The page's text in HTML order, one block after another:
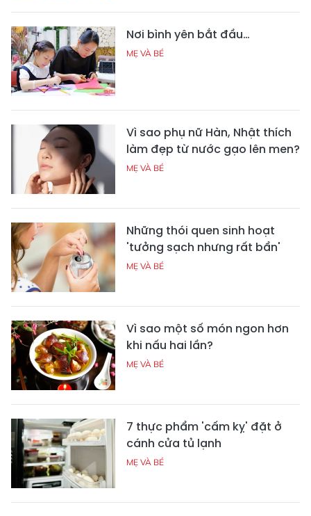
Nơi bình yên bắt đầu…
MẸ VÀ BÉ
Vì sao phụ nữ Hàn, Nhật thích
làm đẹp từ nước gạo lên men?
MẸ VÀ BÉ
Những thói quen sinh hoạt
'tưởng sạch nhưng rất bẩn'
MẸ VÀ BÉ
Vì sao một số món ngon hơn
khi nấu hai lần?
MẸ VÀ BÉ
7 thực phẩm 'cấm kỵ' đặt ở
cánh cửa tủ lạnh
MẸ VÀ BÉ